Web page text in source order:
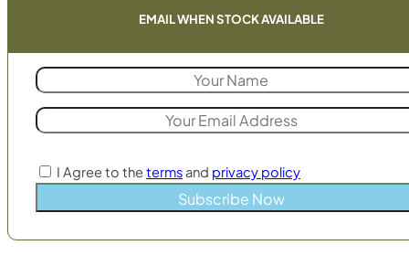
EMAIL WHEN STOCK AVAILABLE
I Agree to theterms and privacy policy
Subscribe Now